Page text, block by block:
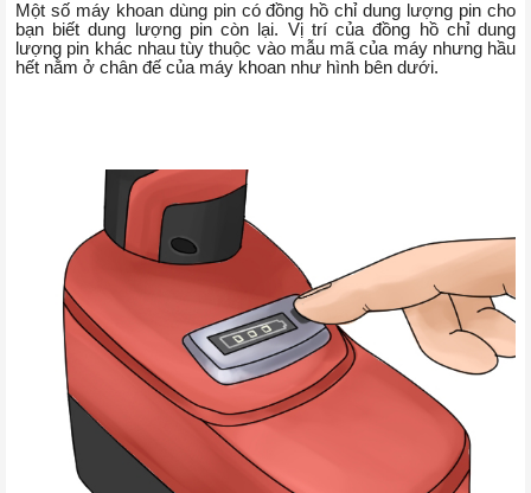
Một số máy khoan dùng pin có đồng hồ chỉ dung lượng pin cho
bạn biết dung lượng pin còn lại. Vị trí của đồng hồ chỉ dung
lượng pin khác nhau tùy thuộc vào mẫu mã của máy nhưng hầu
hết nằm ở chân đế của máy khoan như hình bên dưới.